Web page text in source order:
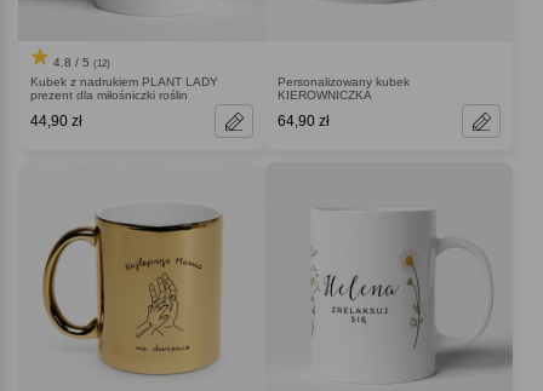
4.8 / 5 (12)
Kubek z nadrukiem PLANT LADY
prezent dla miłośniczki roślin
44,90 zł
Personalizowany kubek
KIEROWNICZKA
64,90 zł